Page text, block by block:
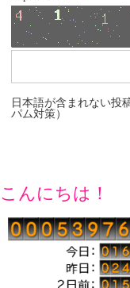
日本語が含まれない投
パム対策）
こんにちは！